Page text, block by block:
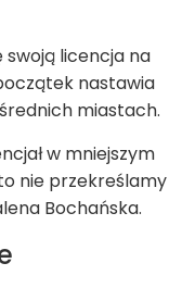
swoją licencja na
nastawia
miastach.
w mniejszym
nie przekreślamy
Bochańska.